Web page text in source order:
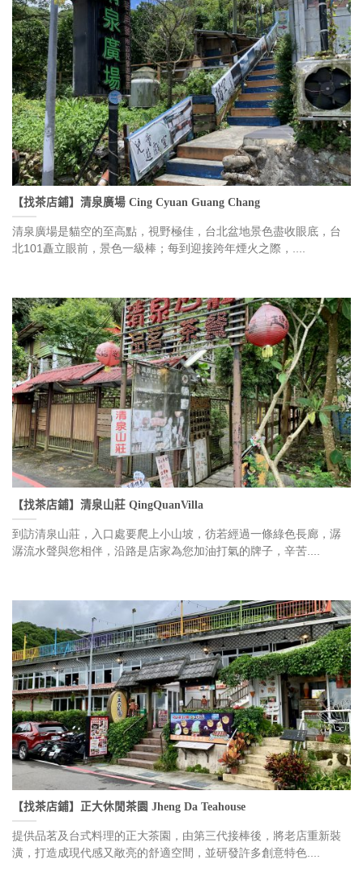
【找茶店鋪】清泉廣場 Cing Cyuan Guang Chang
清泉廣場是貓空的至高點，視野極佳，台北盆地景色盡收眼底，台
北101矗立眼前，景色一級棒；每到迎接跨年煙火之際，....
【找茶店鋪】清泉山莊 QingQuanVilla
到訪清泉山莊，入口處要爬上小山坡，彷若經過一條綠色長廊，潺
潺流水聲與您相伴，沿路是店家為您加油打氣的牌子，辛苦....
【找茶店鋪】正大休閒茶園 Jheng Da Teahouse
提供品茗及台式料理的正大茶園，由第三代接棒後，將老店重新裝
潢，打造成現代感又敞亮的舒適空間，並研發許多創意特色....